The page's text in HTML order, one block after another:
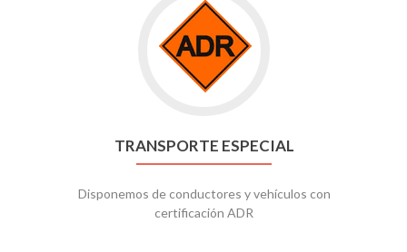
TRANSPORTE ESPECIAL
Disponemos de conductores y vehículos con
certificación ADR